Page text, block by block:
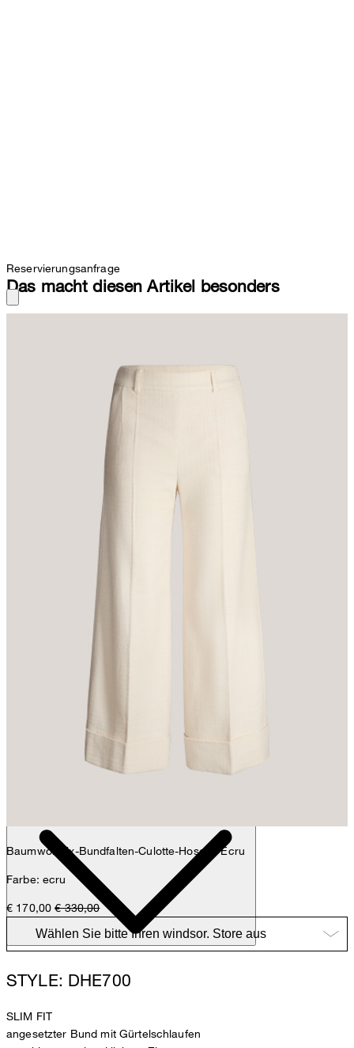
Reservierungsanfrage
Baumwollmix-Bundfalten-Culotte-Hose in Ecru
Farbe: ecru
€ 170,00 € 330,00
Das macht diesen Artikel besonders
Leistentaschen runden das Design akzentuiert ab. Für Komfort
sorgt die Qualität aus Baumwollmischung.
Fashion- & Lifestyle-Redaktion
STYLE: DHE700
SLIM FIT
angesetzter Bund mit Gürtelschlaufen